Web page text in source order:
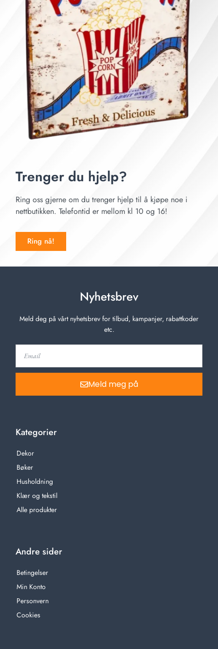
Trenger du hjelp?
Ring oss gjerne om du trenger hjelp til å kjøpe noe i
nettbutikken. Telefontid er mellom kl 10 og 16!
Ring nå!
Nyhetsbrev
Meld deg på vårt nyhetsbrev for tilbud, kampanjer, rabattkoder
etc.
Meld meg på
Kategorier
Dekor
Bøker
Husholdning
Klær og tekstil
Alle produkter
Andre sider
Betingelser
Min Konto
Personvern
Cookies